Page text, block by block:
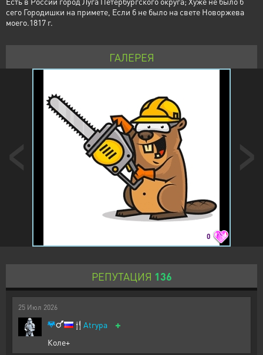
сего Городишки на примете, Если б не было на свете Новоржева
моего.1817 г.
ГАЛЕРЕЯ
0
РЕПУТАЦИЯ 136
25 Июл 2026
🍴 Atrypa +
Коле+